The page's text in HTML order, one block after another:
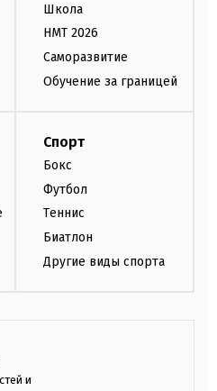
Школа
НМТ 2026
Саморазвитие
Обучение за границей
Спорт
Бокс
Футбол
Теннис
Биатлон
Другие виды спорта
и